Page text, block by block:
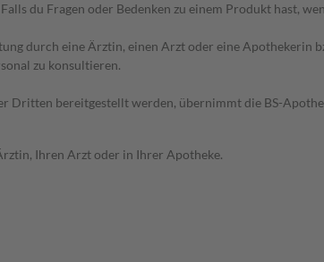
du Fragen oder Bedenken zu einem Produkt hast,
durch eine Ärztin, einen Arzt oder eine Apothekerin
zu konsultieren.
bereitgestellt werden, übernimmt die BS-
Ihren Arzt oder in Ihrer Apotheke.